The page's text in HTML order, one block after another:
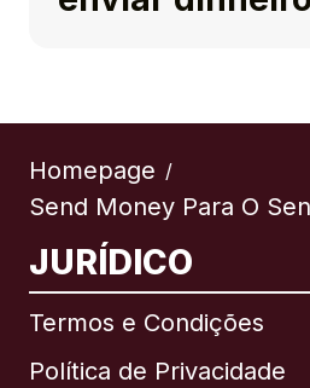
Homepage /
Send Money Para O
JURÍDICO
Termos e Condições
Política de Privacidade